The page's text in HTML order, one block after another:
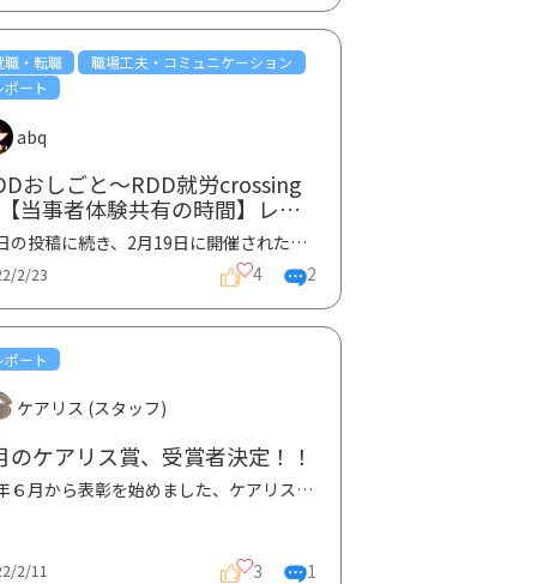
職・転職
職場工夫・コミュニケーション
ポート
abq
おしごと～RDD就労crossing
当事者体験共有の時間】レポ
②
昨日の投稿に続き、2月19日に開催されたイベント『RDDおしごと～RDD就労crossing～【当事者体験共有の時...
2/23 4 2
ポート
ケアリス (スタッフ)
のケアリス賞、受賞者決定！！
昨年６月から表彰を始めました、ケアリス賞ですが、今月の受賞者は、Nikkiさん、Jan744さん、なみさん、...
2/11 3 1